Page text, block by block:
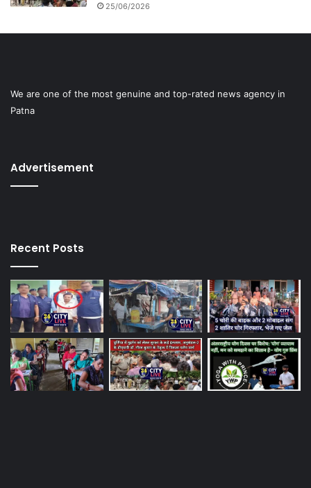
25/06/2026
We are one of the most genuine and top-rated news agency in
Patna
Advertisement
Recent Posts